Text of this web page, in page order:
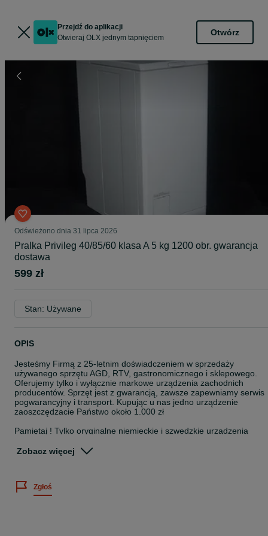
Przejdź do aplikacji
Otwieraj OLX jednym tapnięciem
Otwórz
Odświeżono dnia 31 lipca 2026
Pralka Privileg 40/85/60 klasa A 5 kg 1200 obr. gwarancja
dostawa
599 zł
Stan: Używane
OPIS
Jesteśmy Firmą z 25-letnim doświadczeniem w sprzedaży
używanego sprzętu AGD, RTV, gastronomicznego i sklepowego.
Oferujemy tylko i wyłącznie markowe urządzenia zachodnich
producentów. Sprzęt jest z gwarancją, zawsze zapewniamy serwis
pogwarancyjny i transport. Kupując u nas jedno urządzenie
zaoszczędzacie Państwo około 1.000 zł
Pamiętaj ! Tylko oryginalne niemieckie i szwedzkie urządzenia
niemieckich i szwedzkich fabrykach są bardzo trwałe i
- wymiary 40/85/60
Zobacz więcej
Zgłoś